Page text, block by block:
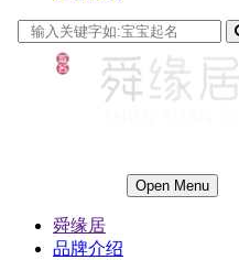
Open Menu
舜缘居
品牌介绍